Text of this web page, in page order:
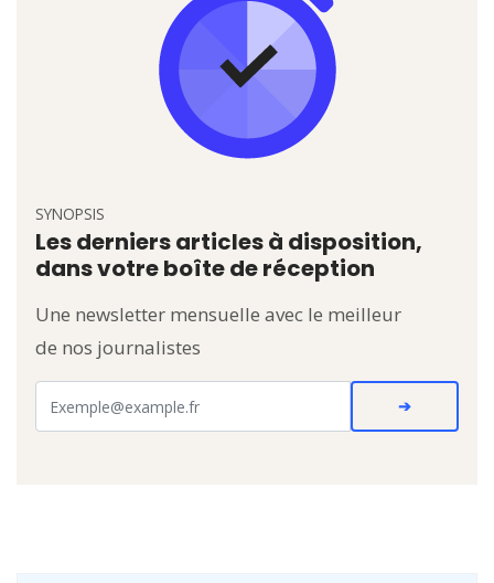
SYNOPSIS
Les derniers articles à disposition,
dans votre boîte de réception
Une newsletter mensuelle avec le meilleur
de nos journalistes